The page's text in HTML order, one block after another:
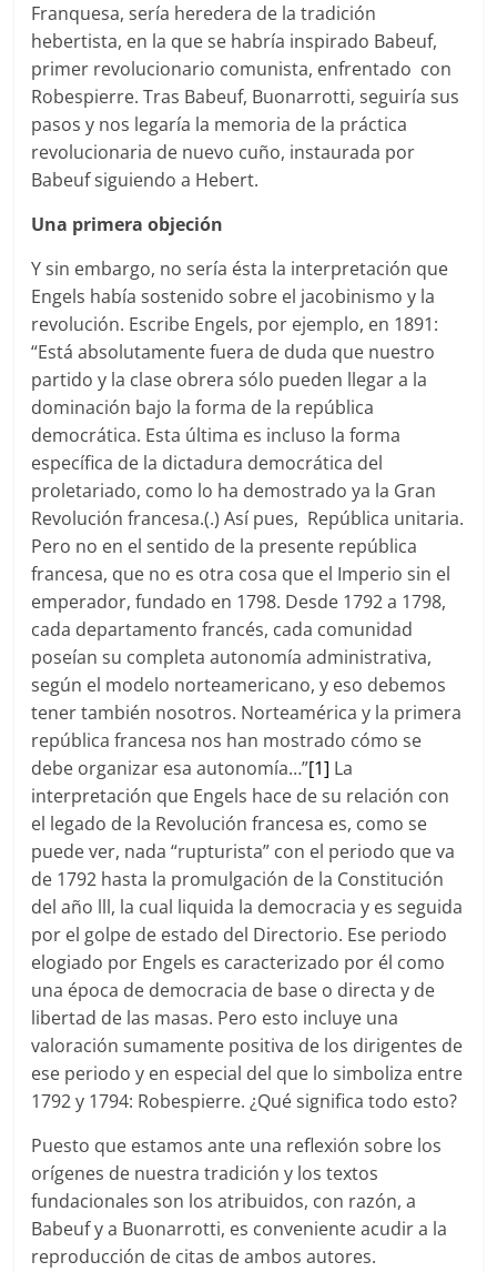
Franquesa, sería heredera de la tradición
hebertista, en la que se habría inspirado Babeuf,
primer revolucionario comunista, enfrentado con
Robespierre. Tras Babeuf, Buonarrotti, seguiría sus
pasos y nos legaría la memoria de la práctica
revolucionaria de nuevo cuño, instaurada por
Babeuf siguiendo a Hebert.
Una primera objeción
Y sin embargo, no sería ésta la interpretación que
Engels había sostenido sobre el jacobinismo y la
revolución. Escribe Engels, por ejemplo, en 1891:
“Está absolutamente fuera de duda que nuestro
partido y la clase obrera sólo pueden llegar a la
dominación bajo la forma de la república
democrática. Esta última es incluso la forma
específica de la dictadura democrática del
proletariado, como lo ha demostrado ya la Gran
Revolución francesa.(.) Así pues, República unitaria.
Pero no en el sentido de la presente república
francesa, que no es otra cosa que el Imperio sin el
emperador, fundado en 1798. Desde 1792 a 1798,
cada departamento francés, cada comunidad
poseían su completa autonomía administrativa,
según el modelo norteamericano, y eso debemos
tener también nosotros. Norteamérica y la primera
república francesa nos han mostrado cómo se
debe organizar esa autonomía…”[1] La
interpretación que Engels hace de su relación con
el legado de la Revolución francesa es, como se
puede ver, nada “rupturista” con el periodo que va
de 1792 hasta la promulgación de la Constitución
del año lll, la cual liquida la democracia y es seguida
por el golpe de estado del Directorio. Ese periodo
elogiado por Engels es caracterizado por él como
una época de democracia de base o directa y de
libertad de las masas. Pero esto incluye una
valoración sumamente positiva de los dirigentes de
ese periodo y en especial del que lo simboliza entre
1792 y 1794: Robespierre. ¿Qué significa todo esto?
Puesto que estamos ante una reflexión sobre los
orígenes de nuestra tradición y los textos
fundacionales son los atribuidos, con razón, a
Babeuf y a Buonarrotti, es conveniente acudir a la
reproducción de citas de ambos autores.